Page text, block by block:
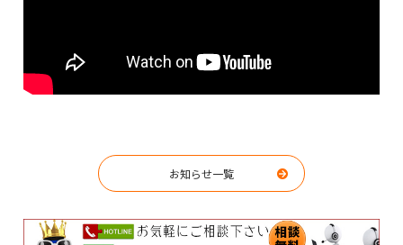
お知らせ一覧